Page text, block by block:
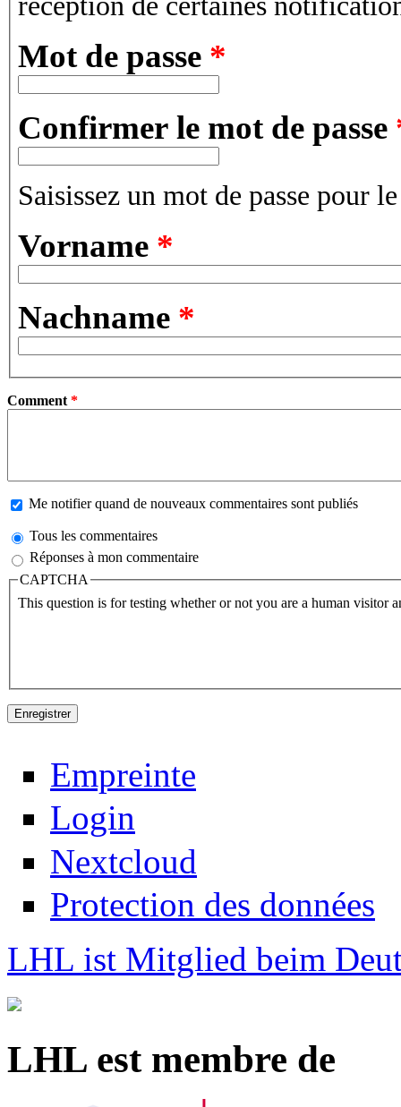
Mot de passe *
Confirmer le mot de passe
Saisissez un mot de passe pour
Vorname *
Nachname *
Comment *
Me notifier quand de nouveaux commentaires sont publiés
Tous les commentaires
Réponses à mon commentaire
CAPTCHA
This question is for testing whether or not you are a human visitor
Empreinte
Login
Nextcloud
Protection des données
LHL ist Mitglied beim
LHL est membre de